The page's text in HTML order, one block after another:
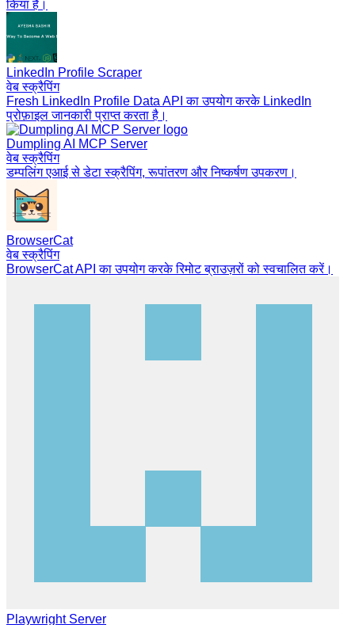
किया है।
LinkedIn Profile Scraper
वेब स्क्रैपिंग
Fresh LinkedIn Profile Data API का उपयोग करके LinkedIn
प्रोफ़ाइल जानकारी प्राप्त करता है।
Dumpling AI MCP Server
वेब स्क्रैपिंग
डम्पलिंग एआई से डेटा स्क्रैपिंग, रूपांतरण और निष्कर्षण उपकरण।
BrowserCat
वेब स्क्रैपिंग
BrowserCat API का उपयोग करके रिमोट ब्राउज़रों को स्वचालित करें।
Playwright Server